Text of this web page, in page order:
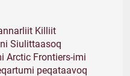
Killiit
Siulittaasoq
Arctic Frontiers-imi
peqataavoq